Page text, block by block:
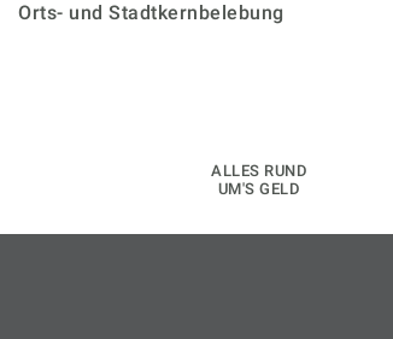
Orts- und Stadtkernbelebung
ALLES RUND
UM'S GELD